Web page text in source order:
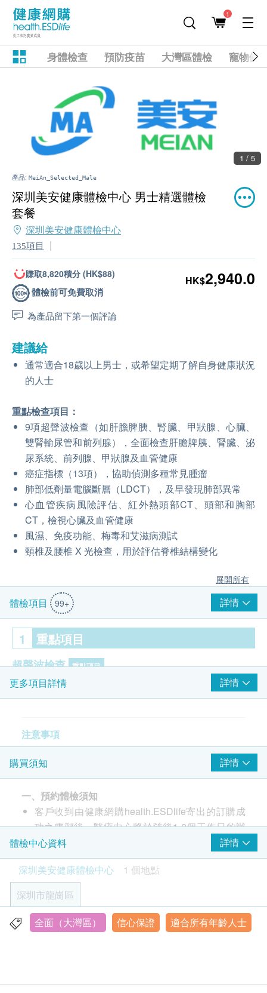
1
身體檢查 預防疫苗 大灣區體檢 寵物健
1 / 5
產品: MeiAn_Selected_Male
深圳美安健康體檢中心 男士精選體檢
套餐
深圳美安健康體檢中心
135項目
賺取8,820積分 (HK$88)
體檢前可免費取消
為產品留下第一個評論
HK$2,940.0
建議給
通常適合18歲以上男士，或希望定期了解自身健康狀況
的人士
重點檢查項目：
9項超聲波檢查（如肝膽脾胰、腎臟、甲狀腺、心臟、
雙腎輸尿管和前列腺），全面檢查肝膽脾胰、腎臟、泌
尿系統、前列腺、甲狀腺及血管健康
癌症指標（13項），協助偵測多種常見腫瘤
肺部低劑量電腦斷層（LDCT），及早發現肺部異常
心血管疾病風險評估、紅外熱頭部CT、頭部和胸部
CT，檢視心臟及血管健康
風濕、免疫功能、梅毒和艾滋病測試
頸椎及腰椎 X 光檢查，用於評估脊椎結構變化
展開所有
體檢項目 99+ 詳情
1 重點項目
超聲波檢查 重點項目
全腹超聲波
甲狀腺超聲波
心臟超聲波
經顱都卜勒
經腹前列腺超聲波
癌症指標 重點項目
癌抗原19.9 (胰臟癌)
癌胚抗原
AFU
FERR
癌指標AFP（肝癌）
癌抗原 72.4 (胃)
細胞角質素21-1 (肺)
肺癌指標 NSE
更多項目詳情 詳情
注意事項
評估前一天
建議晚上10點後停止進食與飲品。
可少量飲白開水（不超過 200 ml）。
盡量避免飲酒。
評估當天
完成評估前，請勿進食或飲品。
可少量飲白開水（不超過 200 ml）。
藥物
可按常規服藥，建議在評估前至少 2 小時服用。
若使用降血糖藥（如磺醯脲類）或胰島素，請先諮
購買須知 詳情
一、預約體檢須知
客戶收到由健康網購health.ESDlife寄出的訂購成
功之電郵後，醫療中心將於隨後1-2個工作日的辦
公時間內，致電客戶預約身體檢查的時間及地點。
客戶亦可至少提前1個工作日聯絡醫療中心進行預
約（聯絡電話：+86 13699809287；微信：
lidong307）。
客戶至現場後，醫療中心工作人員會核對客戶的姓
名、出生年月日、手機號及健康網購
health.ESDlife訂購成功之電郵。
體檢中心資料
詳情
深圳美安健康體檢中心
1 個地點
深圳市龍崗區
深圳市龍崗區龍城街道黃閣坑社區黃閣北路449號龍崗天安
全面（大灣區） 信心保證 適合所有年齡人士